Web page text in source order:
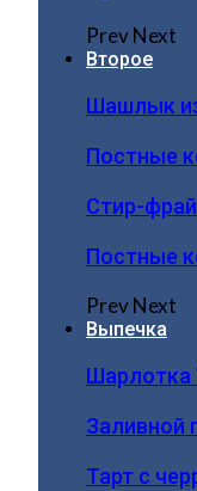
PrevNext
Второе
Шашлык
Постные
Стир-
Постные
PrevNext
Выпечка
Шарлотка
Заливной
Тарт с